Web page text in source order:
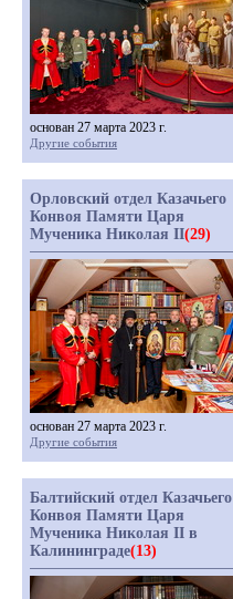
основан 27 марта 2023 г.
Другие события
Орловский отдел Казачьего
Конвоя Памяти Царя
Мученика Николая II(29)
основан 27 марта 2023 г.
Другие события
Балтийский отдел Казачьего
Конвоя Памяти Царя
Мученика Николая II в
Калининграде(13)